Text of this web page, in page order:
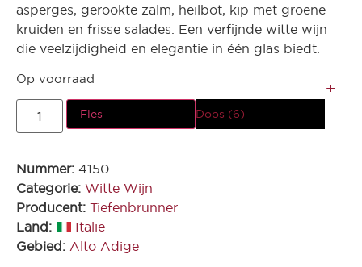
asperges, gerookte zalm, heilbot, kip met groene
kruiden en frisse salades. Een verfijnde witte wijn
die veelzijdigheid en elegantie in één glas biedt.
Op voorraad
Fles Doos (6)
Nummer: 4150
Categorie: Witte Wijn
Producent: Tiefenbrunner
Land:
Italie
Gebied: Alto Adige